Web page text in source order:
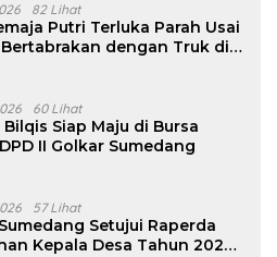
82 Lihat
Putri Terluka Parah Usai
dengan Truk di
60 Lihat
Bilqis Siap Maju di Bursa
II Golkar Sumedang
57 Lihat
Setujui Raperda
Kepala Desa Tahun 2026